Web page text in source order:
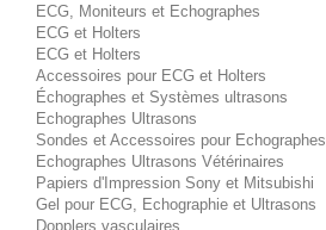
ECG, Moniteurs et Echographes
ECG et Holters
ECG et Holters
Accessoires pour ECG et Holters
Échographes et Systèmes ultrasons
Echographes Ultrasons
Sondes et Accessoires pour Echographes
Echographes Ultrasons Vétérinaires
Papiers d'Impression Sony et Mitsubishi
Gel pour ECG, Echographie et Ultrasons
Dopplers vasculaires